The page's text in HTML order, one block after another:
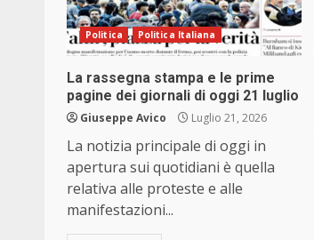
Politica Politica Italiana
La rassegna stampa e le prime
pagine dei giornali di oggi 21 luglio
Giuseppe Avico Luglio 21, 2026
La notizia principale di oggi in
apertura sui quotidiani è quella
relativa alle proteste e alle
manifestazioni...